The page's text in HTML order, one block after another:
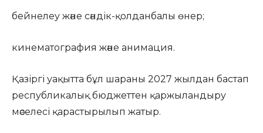
бейнелеу және сәндік-қолданбалы өнер;
кинематография және анимация.
Қазіргі уақытта бұл шараны 2027 жылдан бастап
республикалық бюджеттен қаржыландыру
мәселесі қарастырылып жатыр.